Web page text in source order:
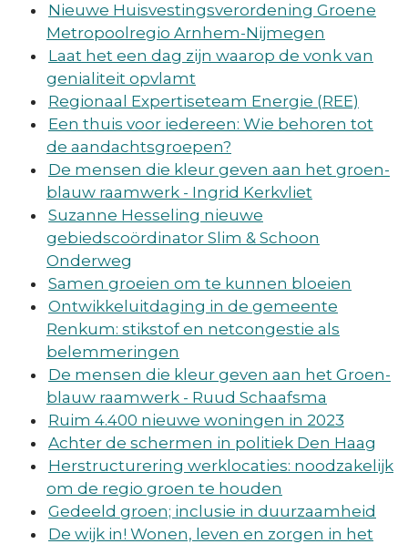
Nieuwe Huisvestingsverordening Groene
Metropoolregio Arnhem-Nijmegen
Laat het een dag zijn waarop de vonk van
genialiteit opvlamt
Regionaal Expertiseteam Energie (REE)
Een thuis voor iedereen: Wie behoren tot
de aandachtsgroepen?
De mensen die kleur geven aan het groen-
blauw raamwerk - Ingrid Kerkvliet
Suzanne Hesseling nieuwe
gebiedscoördinator Slim & Schoon
Onderweg
Samen groeien om te kunnen bloeien
Ontwikkeluitdaging in de gemeente
Renkum: stikstof en netcongestie als
belemmeringen
De mensen die kleur geven aan het Groen-
blauw raamwerk - Ruud Schaafsma
Ruim 4.400 nieuwe woningen in 2023
Achter de schermen in politiek Den Haag
Herstructurering werklocaties: noodzakelijk
om de regio groen te houden
Gedeeld groen; inclusie in duurzaamheid
De wijk in! Wonen, leven en zorgen in het